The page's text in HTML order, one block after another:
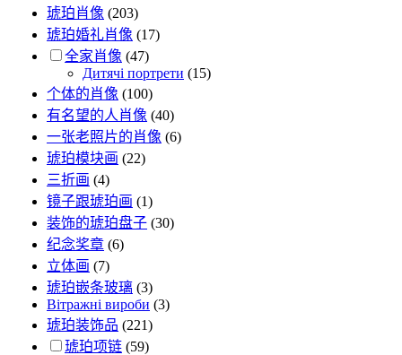
琥珀肖像 (203)
琥珀婚礼肖像 (17)
全家肖像 (47)
Дитячі портрети (15)
个体的肖像 (100)
有名望的人肖像 (40)
一张老照片的肖像 (6)
琥珀模块画 (22)
三折画 (4)
镜子跟琥珀画 (1)
装饰的琥珀盘子 (30)
纪念奖章 (6)
立体画 (7)
琥珀嵌条玻璃 (3)
Вітражні вироби (3)
琥珀装饰品 (221)
琥珀项链 (59)